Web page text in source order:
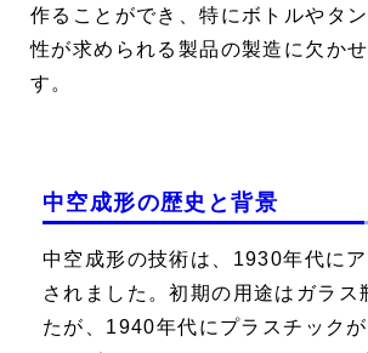
作ることができ、特にボトルやタ
性が求められる製品の製造に欠か
す。
中空成形の歴史と背景
中空成形の技術は、1930年代に
されました。初期の用途はガラス
たが、1940年代にプラスチック